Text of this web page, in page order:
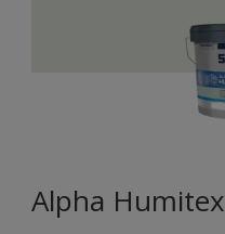
Alpha Humitex